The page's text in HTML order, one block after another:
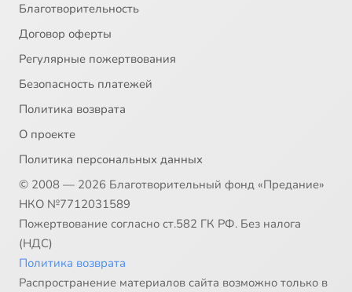
Благотворительность
Договор оферты
Регулярные пожертвования
Безопасность платежей
Политика возврата
О проекте
Политика персональных данных
© 2008 — 2026 Благотворительный фонд «Предание»
НКО №7712031589
Пожертвование согласно ст.582 ГК РФ. Без налога
(НДС)
Политика возврата
Распространение материалов сайта возможно только в